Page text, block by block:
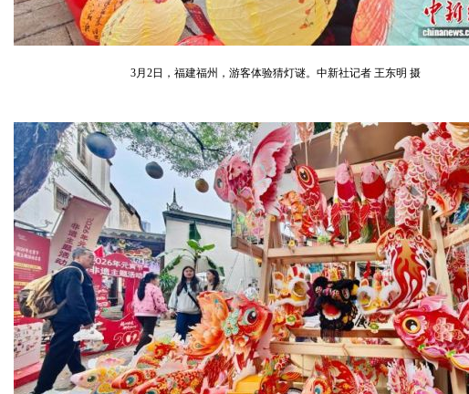
3月2日，福建福州，游客体验猜灯谜。中新社记者 王东明 摄